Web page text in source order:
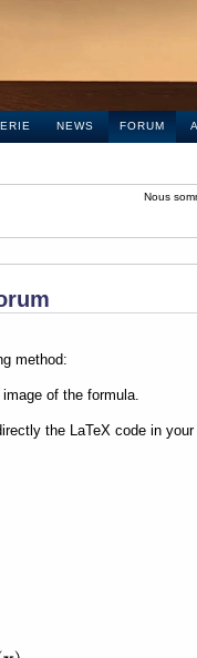
NEWS FORUM
Nous
method:
of the formula.
the LaTeX code in